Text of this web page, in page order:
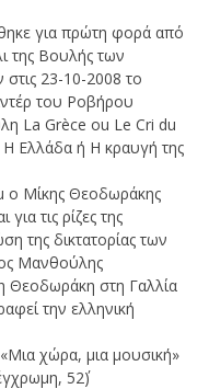
για πρώτη φορά από
της Βουλής των
23-10-2008 το
του Ροβήρου
La Grèce ou Le Cri du
Η Ελλάδα ή Η κραυγή της
ο Μίκης Θεοδωράκης
για τις ρίζες της
της δικτατορίας των
Μανθούλης
Θεοδωράκη στη Γαλλία
την ελληνική
«Μια χώρα, μια μουσική»
52΄)